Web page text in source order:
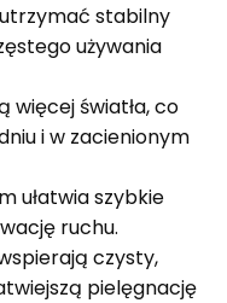
stabilny
używania
więcej światła, co
i w zacienionym
ułatwia szybkie
ruchu.
czysty,
pielęgnację